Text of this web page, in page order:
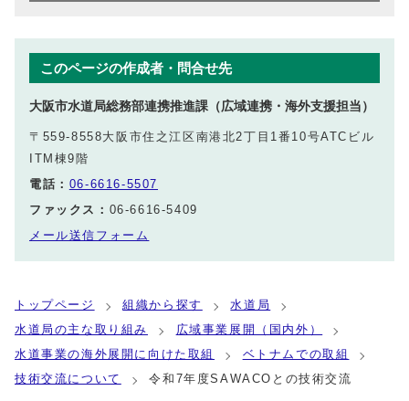
このページの作成者・問合せ先
大阪市水道局総務部連携推進課（広域連携・海外支援担当）
〒559-8558大阪市住之江区南港北2丁目1番10号ATCビル
ITM棟9階
電話： 06-6616-5507
ファックス： 06-6616-5409
メール送信フォーム
トップページ 組織から探す
水道局
水道局の主な取り組み
広域事業展開（国内外）
水道事業の海外展開に向けた取組
ベトナムでの取組
技術交流について
令和7年度SAWACOとの技術交流